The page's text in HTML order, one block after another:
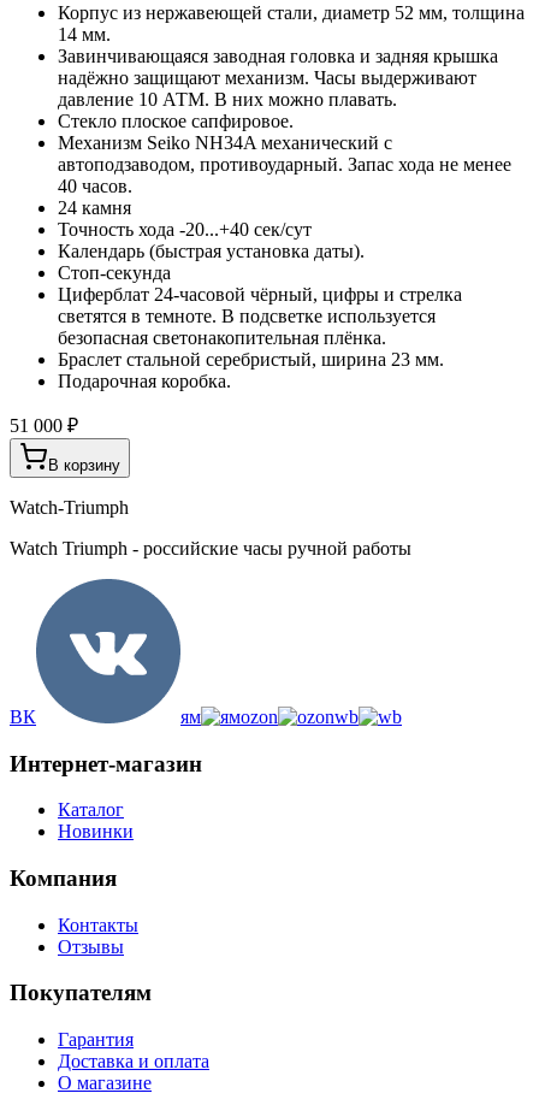
Корпус из нержавеющей стали, диаметр 52 мм, толщина
14 мм.
Завинчивающаяся заводная головка и задняя крышка
надёжно защищают механизм. Часы выдерживают
давление 10 АТМ. В них можно плавать.
Стекло плоское сапфировое.
Механизм Seiko NH34A механический с
автоподзаводом, противоударный. Запас хода не менее
40 часов.
24 камня
Точность хода -20...+40 сек/сут
Календарь (быстрая установка даты).
Стоп-секунда
Циферблат 24-часовой чёрный, цифры и стрелка
светятся в темноте. В подсветке используется
безопасная светонакопительная плёнка.
Браслет стальной серебристый, ширина 23 мм.
Подарочная коробка.
51 000 ₽
В корзину
Watch-Triumph
Watch Triumph - российские часы ручной работы
ВК ям ozon wb
Интернет-магазин
Каталог
Новинки
Компания
Контакты
Отзывы
Покупателям
Гарантия
Доставка и оплата
О магазине